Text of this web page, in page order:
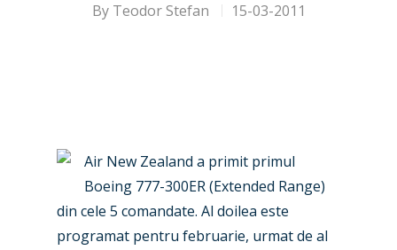
By Teodor Stefan 15-03-2011
Air New Zealand a primit primul
Boeing 777-300ER (Extended Range)
din cele 5 comandate. Al doilea este
programat pentru februarie, urmat de al